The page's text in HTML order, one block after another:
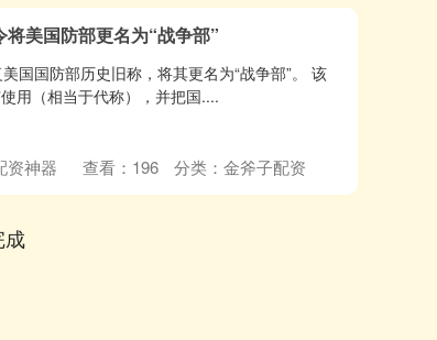
美国防部更名为“战争部”
国国防部历史旧称，将其更名为“战争部”。 该
用（相当于代称），并把国....
资神器 查看： 196 分类： 金斧子配资
成